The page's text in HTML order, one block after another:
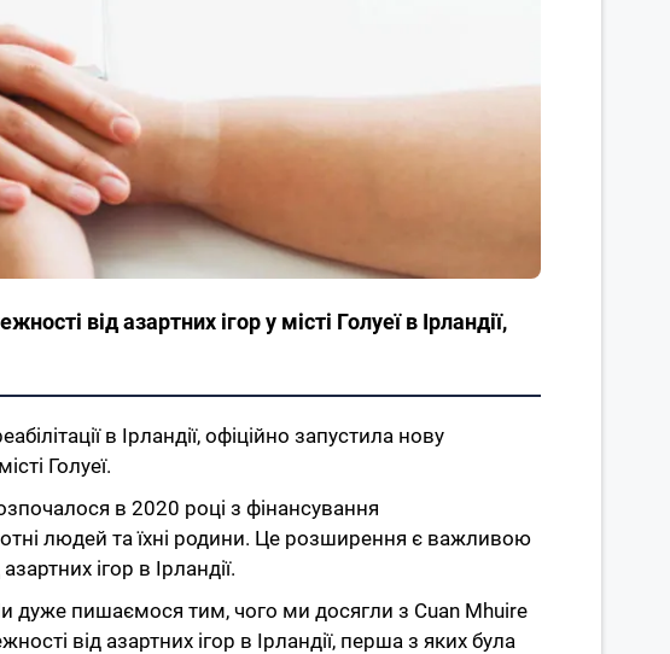
від азартних ігор у місті Голуеї в Ірландії,
в Ірландії, офіційно запустила нову
Голуеї.
в 2020 році з фінансування
людей та їхні родини. Це розширення є важливою
ігор в Ірландії.
дуже пишаємося тим, чого ми досягли з Cuan Mhuire
від азартних ігор в Ірландії, перша з яких була